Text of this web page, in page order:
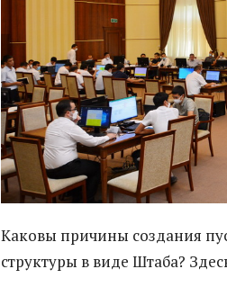
Каковы причины создания
структуры в виде Штаба?